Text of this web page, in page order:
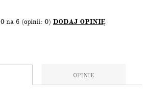
0 na 6 (opinii: 0) DODAJ OPINIĘ
OPINIE